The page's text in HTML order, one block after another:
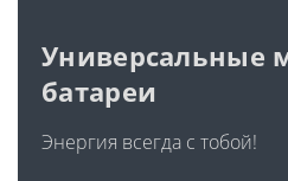
Универсальные
батареи
Энергия всегда с тобой!